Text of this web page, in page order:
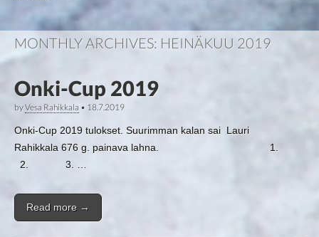
MONTHLY ARCHIVES: HEINÄKUU 2019
Onki-Cup 2019
byVesa Rahikkala • 18.7.2019
Onki-Cup 2019 tulokset. Suurimman kalan sai Lauri
Rahikkala 676 g. painava lahna. 1.
2. 3. …
Read more →